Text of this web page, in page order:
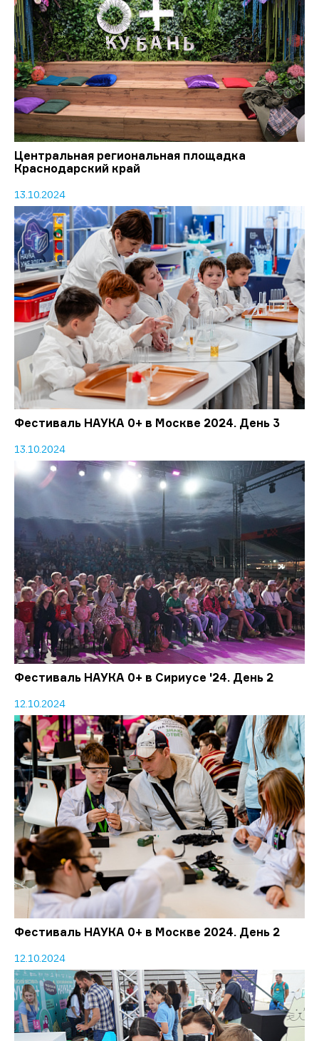
Центральная региональная площадка
Краснодарский край
13.10.2024
Фестиваль НАУКА 0+ в Москве 2024. День 3
13.10.2024
Фестиваль НАУКА 0+ в Сириусе '24. День 2
12.10.2024
Фестиваль НАУКА 0+ в Москве 2024. День 2
12.10.2024